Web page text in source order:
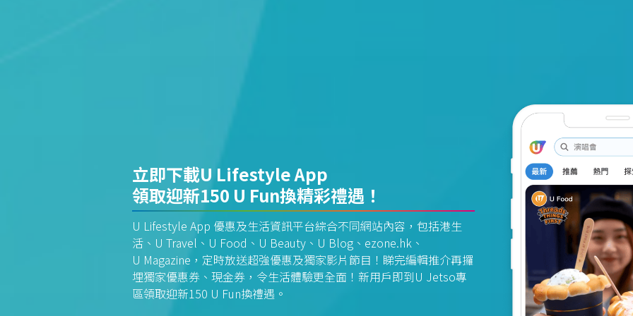
立即下載U Lifestyle App
領取迎新150 U Fun換精彩禮遇！
U Lifestyle App 優惠及生活資訊平台綜合不同網站內容，包括港生
活、U Travel、U Food、U Beauty、U Blog、ezone.hk、
U Magazine，定時放送超強優惠及獨家影片節目！睇完編輯推介再攞
埋獨家優惠券、現金券，令生活體驗更全面！新用戶即到U Jetso專
區領取迎新150 U Fun換禮遇。